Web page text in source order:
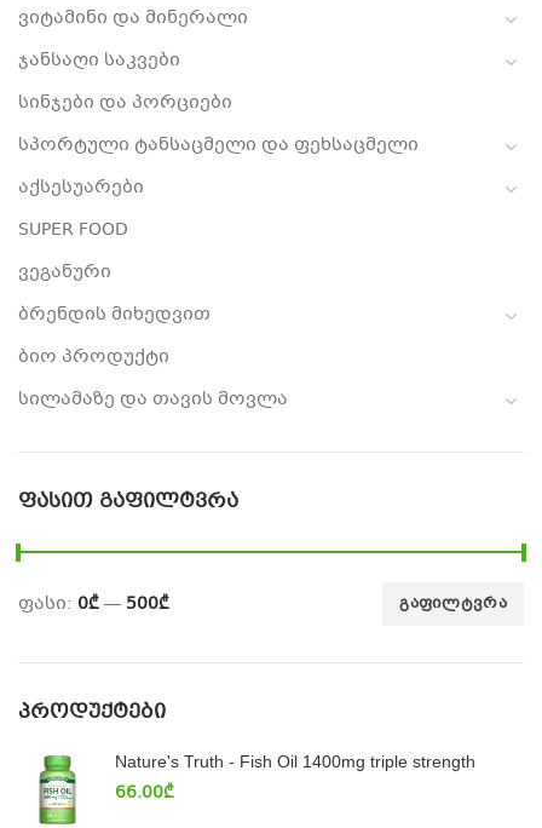
ვიტამინი და მინერალი
ჯანსაღი საკვები
სინჯები და პორციები
სპორტული ტანსაცმელი და ფეხსაცმელი
აქსესუარები
SUPER FOOD
ვეგანური
ბრენდის მიხედვით
ბიო პროდუქტი
სილამაზე და თავის მოვლა
ᲤᲐᲡᲘᲗ ᲒᲐᲤᲘᲚᲢᲕᲠᲐ
ᲒᲐᲤᲘᲚᲢᲕᲠᲐ
ფასი: 0₾— 500₾
ᲞᲠᲝᲓᲣᲥᲢᲔᲑᲘ
Nature's Truth - Fish Oil 1400mg triple strength
66.00₾